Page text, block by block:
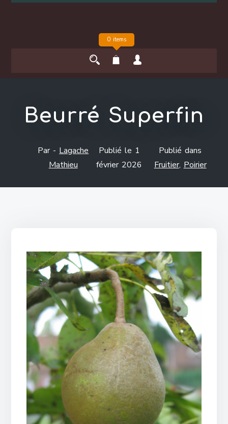
0 items
Beurré Superfin
Par - Lagache
Mathieu
Publié le 1
février 2026
Publié dans
Fruitier, Poirier